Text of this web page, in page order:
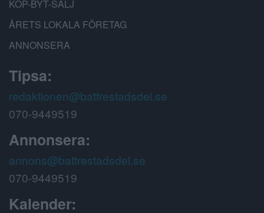
KÖP-BYT-SÄLJ
ÅRETS LOKALA FÖRETAG
ANNONSERA
Tipsa:
redaktionen@battrestadsdel.se
070-9449519
Annonsera:
annons@battrestadsdel.se
070-9449519
Kalender: